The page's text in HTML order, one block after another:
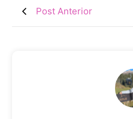
Post Anterior